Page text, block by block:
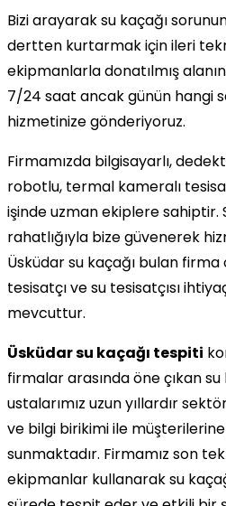
Bizi arayarak su kaçağı
dertten kurtarmak için ileri
ekipmanlarla donatılmış
7/24 saat ancak günün hangi
hizmetinize gönderiyoruz.
Firmamızda bilgisayarlı,
robotlu, termal kameralı
işinde uzman ekiplere sahiptir.
rahatlığıyla bize güvenerek
Üsküdar su kaçağı bulan firma
tesisatçı ve su tesisatçısı
mevcuttur.
Üsküdar su kaçağı tespiti
firmalar arasında öne çıkan
ustalarımız uzun yıllardır
ve bilgi birikimi ile
sunmaktadır. Firmamız son
ekipmanlar kullanarak su